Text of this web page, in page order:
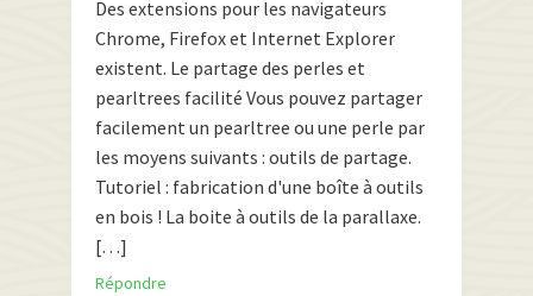
Des extensions pour les navigateurs
Chrome, Firefox et Internet Explorer
existent. Le partage des perles et
pearltrees facilité Vous pouvez partager
facilement un pearltree ou une perle par
les moyens suivants : outils de partage.
Tutoriel : fabrication d'une boîte à outils
en bois ! La boite à outils de la parallaxe.
[…]
Répondre